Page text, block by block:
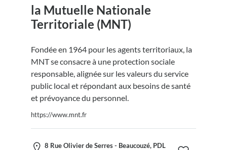
la Mutuelle Nationale
Territoriale (MNT)
Fondée en 1964 pour les agents territoriaux, la
MNT se consacre à une protection sociale
responsable, alignée sur les valeurs du service
public local et répondant aux besoins de santé
et prévoyance du personnel.
https://www.mnt.fr
8 Rue Olivier de Serres - Beaucouzé, PDL